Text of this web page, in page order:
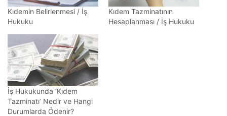
Kıdemin Belirlenmesi / İş
Hukuku
Kıdem Tazminatının
Hesaplanması / İş Hukuku
İş Hukukunda ‘Kıdem
Tazminatı’ Nedir ve Hangi
Durumlarda Ödenir?